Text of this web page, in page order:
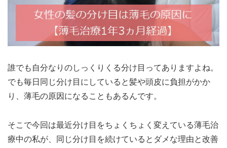
誰でも自分なりのしっくりくる分け目ってありますよね。
でも毎日同じ分け目にしていると髪や頭皮に負担がかか
り、薄毛の原因になることもあるんです。
そこで今回は最近分け目をちょくちょく変えている薄毛治
療中の私が、同じ分け目を続けているとダメな理由と改善